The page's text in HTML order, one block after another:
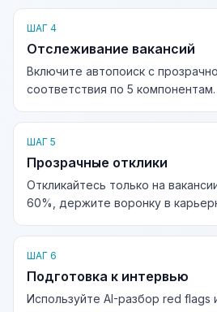
ШАГ 4
Отслеживание вакансий
Включите автопоиск с
соответствия по 5 компонентам.
ШАГ 5
Прозрачные отклики
Откликайтесь только на
60%, держите воронку в
ШАГ 6
Подготовка к интервью
Используйте AI-разбор red flags